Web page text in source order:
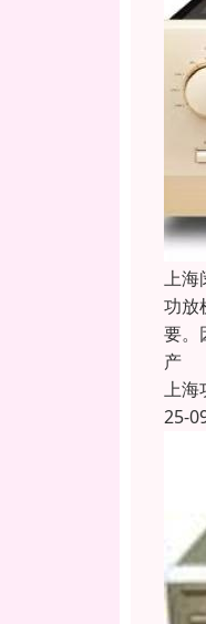
上海
功放
要。
产
上海
25-